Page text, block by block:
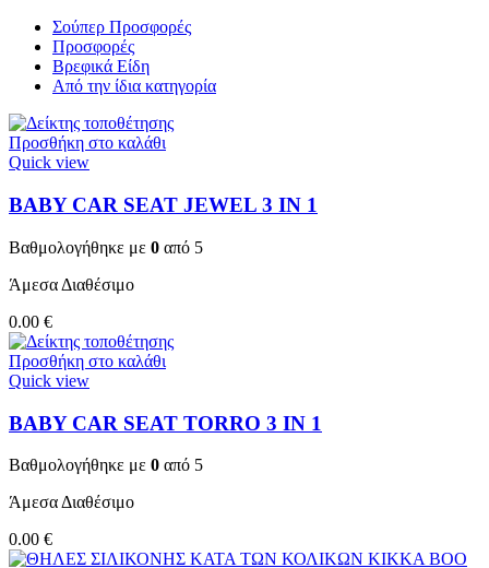
Σούπερ Προσφορές
Προσφορές
Βρεφικά Είδη
Από την ίδια κατηγορία
Προσθήκη στο καλάθι
Quick view
BABY CAR SEAT JEWEL 3 ΙΝ 1
Βαθμολογήθηκε με 0 από 5
Άμεσα Διαθέσιμο
0.00 €
Προσθήκη στο καλάθι
Quick view
BABY CAR SEAT TORRO 3 ΙΝ 1
Βαθμολογήθηκε με 0 από 5
Άμεσα Διαθέσιμο
0.00 €